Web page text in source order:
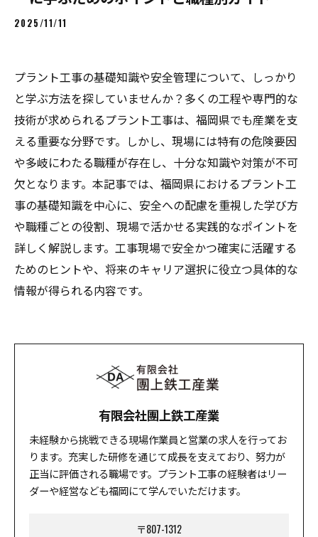
2025/11/11
プラント工事の基礎知識や安全管理について、しっかり
と学ぶ方法を探していませんか？多くの工程や専門的な
技術が求められるプラント工事は、福岡県でも産業を支
える重要な分野です。しかし、現場には特有の危険要因
や多岐にわたる職種が存在し、十分な知識や対策が不可
欠となります。本記事では、福岡県におけるプラント工
事の基礎知識を中心に、安全への配慮を重視した学び方
や職種ごとの役割、現場で活かせる実践的なポイントを
詳しく解説します。工事現場で安全かつ確実に活躍する
ためのヒントや、将来のキャリア選択に役立つ具体的な
情報が得られる内容です。
有限会社團上鉄工産業
未経験から挑戦できる現場作業員と営業の求人を行ってお
ります。充実した研修を通じて成長を支えており、努力が
正当に評価される職場です。プラント工事の経験者はリー
ダーや経営なども福岡にて学んでいただけます。
〒807-1312